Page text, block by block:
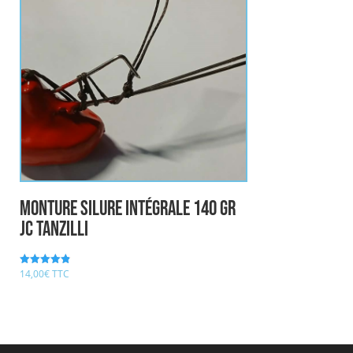
Monture Silure Intégrale 140 gr
JC TANZILLI
Note
14,00€ TTC